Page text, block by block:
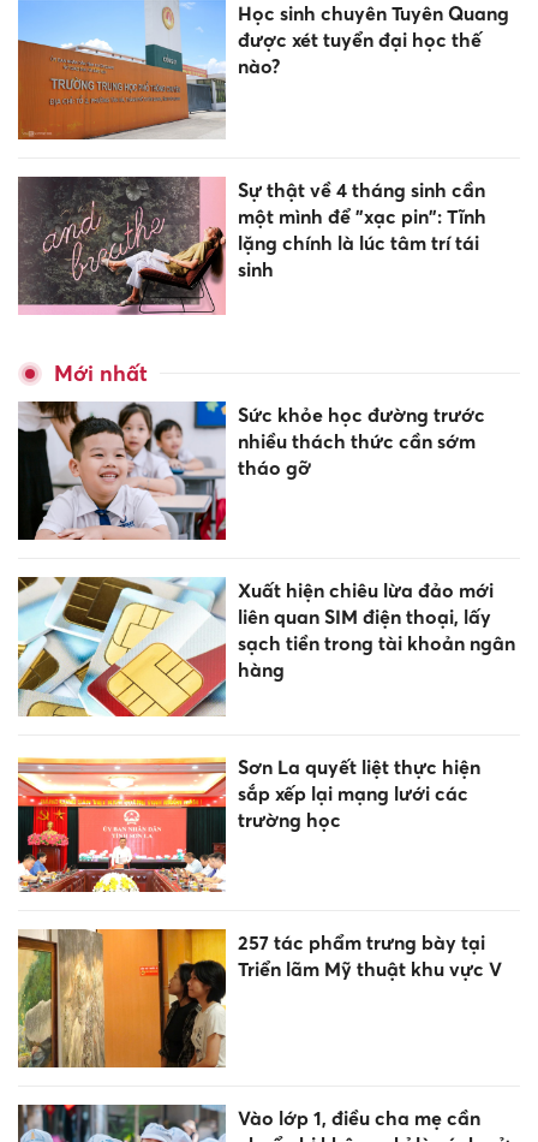
Học sinh chuyên Tuyên Quang
được xét tuyển đại học thế
nào?
Sự thật về 4 tháng sinh cần
một mình để "xạc pin": Tĩnh
lặng chính là lúc tâm trí tái
sinh
Mới nhất
Sức khỏe học đường trước
nhiều thách thức cần sớm
tháo gỡ
Xuất hiện chiêu lừa đảo mới
liên quan SIM điện thoại, lấy
sạch tiền trong tài khoản ngân
hàng
Sơn La quyết liệt thực hiện
sắp xếp lại mạng lưới các
trường học
257 tác phẩm trưng bày tại
Triển lãm Mỹ thuật khu vực V
Vào lớp 1, điều cha mẹ cần